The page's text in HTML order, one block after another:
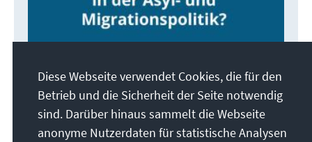
Mehr zum Thema
Diese Webseite verwendet Cookies, die für den
Betrieb und die Sicherheit der Seite notwendig
sind. Darüber hinaus sammelt die Webseite
anonyme Nutzerdaten für statistische Analysen